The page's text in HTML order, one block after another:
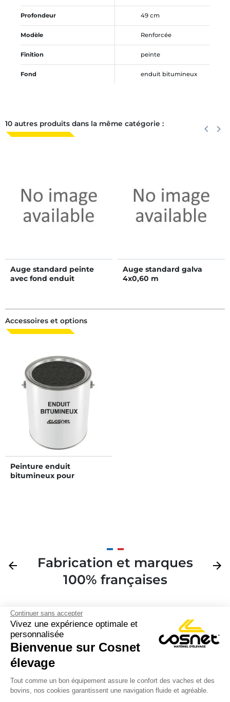
Continuer sans accepter
Vivez une expérience optimale et
personnalisée
Bienvenue sur Cosnet
élevage
Tout comme un bon équipement assure le confort des vaches et des
bovins, nos cookies garantissent une navigation fluide et agréable.
Profondeur 49 cm
Modèle Renforcée
Finition peinte
Fond enduit bitumineux
10 autres produits dans la même catégorie : keyboard_arrow_left keyboard_arrow_right
Auge standard peinte
avec fond enduit
Auge standard galva
4x0,60 m
Accessoires et options
Peinture enduit
bitumineux pour
Précédent
arrow_back
Fabrication et marques
100% françaises
arrow_forward